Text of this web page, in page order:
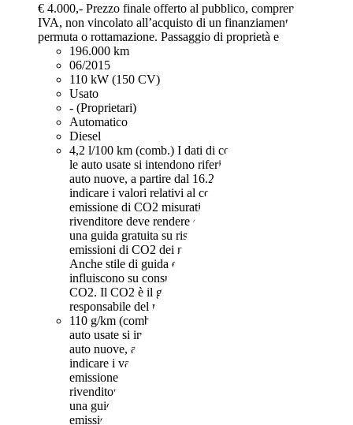
€ 4.000,- Prezzo finale offerto al pubblico, comprensivo di
IVA, non vincolato all’acquisto di un finanziamento, a
permuta o rottamazione. Passaggio di proprietà e IPT esclusi.
196.000 km
06/2015
110 kW (150 CV)
Usato
- (Proprietari)
Automatico
Diesel
4,2 l/100 km (comb.) I dati di consumi ed emissioni per
le auto usate si intendono riferiti al ciclo NEDC. Per le
auto nuove, a partire dal 16.2.2021, iI rivenditore deve
indicare i valori relativi al consumo di carburante ed
emissione di CO2 misurati con il ciclo WLTP. Il
rivenditore deve rendere disponibile nel punto vendita
una guida gratuita su risparmio di carburante e
emissioni di CO2 dei nuovi modelli di autovetture.
Anche stile di guida e altri fattori non tecnici
influiscono su consumo di carburante e emissioni di
CO2. Il CO2 è il gas a effetto serra principalmente
responsabile del riscaldamento terrestre.
110 g/km (comb.)
auto usate si intendono riferiti al ciclo NEDC. Per le
auto nuove, a partire dal 16.2.2021, iI rivenditore deve
indicare i valori relativi al consumo di carburante ed
emissione di CO2 misurati con il ciclo WLTP. Il
rivenditore deve rendere disponibile nel punto vendita
una guida gratuita su risparmio di carburante e
emissioni di CO2 dei nuovi modelli di autovetture.